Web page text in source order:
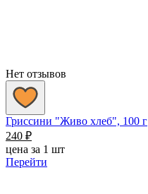
Нет отзывов
Гриссини "Живо хлеб", 100 г
240 ₽
цена за 1 шт
Перейти